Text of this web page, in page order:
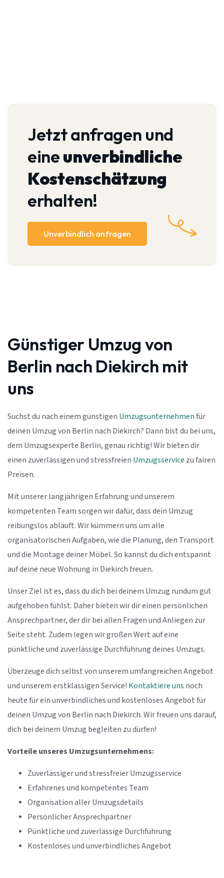
Jetzt anfragen und
eineunverbindliche
Kostenschätzung
erhalten!
Unverbindlich anfragen
Günstiger Umzug von
Berlin nach Diekirch mit
uns
Suchst du nach einem günstigen Umzugsunternehmenfür
deinen Umzug von Berlin nach Diekirch? Dann bist du bei uns,
dem Umzugsexperte Berlin, genau richtig! Wir bieten dir
einen zuverlässigen und stressfreien Umzugsservice zu fairen
Preisen.
Mit unserer langjährigen Erfahrung und unserem
kompetenten Team sorgen wir dafür, dass dein Umzug
reibungslos abläuft. Wir kümmern uns um alle
organisatorischen Aufgaben, wie die Planung, den Transport
und die Montage deiner Möbel. So kannst du dich entspannt
auf deine neue Wohnung in Diekirch freuen.
Unser Ziel ist es, dass du dich bei deinem Umzug rundum gut
aufgehoben fühlst. Daher bieten wir dir einen persönlichen
Ansprechpartner, der dir bei allen Fragen und Anliegen zur
Seite steht. Zudem legen wir großen Wert auf eine
pünktliche und zuverlässige Durchführung deines Umzugs.
Überzeuge dich selbst von unserem umfangreichen Angebot
und unserem erstklassigen Service! Kontaktiere uns noch
heute für ein unverbindliches und kostenloses Angebot für
deinen Umzug von Berlin nach Diekirch. Wir freuen uns darauf,
dich bei deinem Umzug begleiten zu dürfen!
Vorteile unseres Umzugsunternehmens:
Zuverlässiger und stressfreier Umzugsservice
Erfahrenes und kompetentes Team
Organisation aller Umzugsdetails
Persönlicher Ansprechpartner
Pünktliche und zuverlässige Durchführung
Kostenloses und unverbindliches Angebot